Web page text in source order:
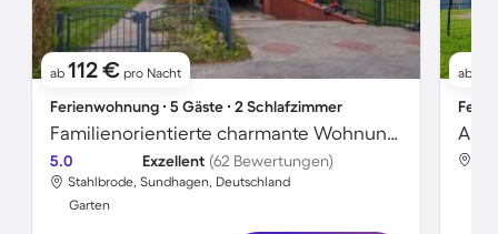
ab 112 € pro Nacht
Ferienwohnung ∙ 5 Gäste ∙ 2 Schlafzimmer
Familienorientierte charmante Wohnung mit Grill, Terrasse und Garten
5.0 Exzellent (62 Bewertungen)
Stahlbrode, Sundhagen, Deutschland
Garten
ab